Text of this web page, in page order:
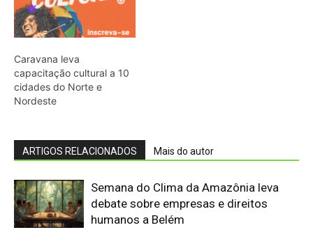
Caravana leva
capacitação cultural a 10
cidades do Norte e
Nordeste
ARTIGOS RELACIONADOS Mais do autor
Semana do Clima da Amazônia leva
debate sobre empresas e direitos
humanos a Belém